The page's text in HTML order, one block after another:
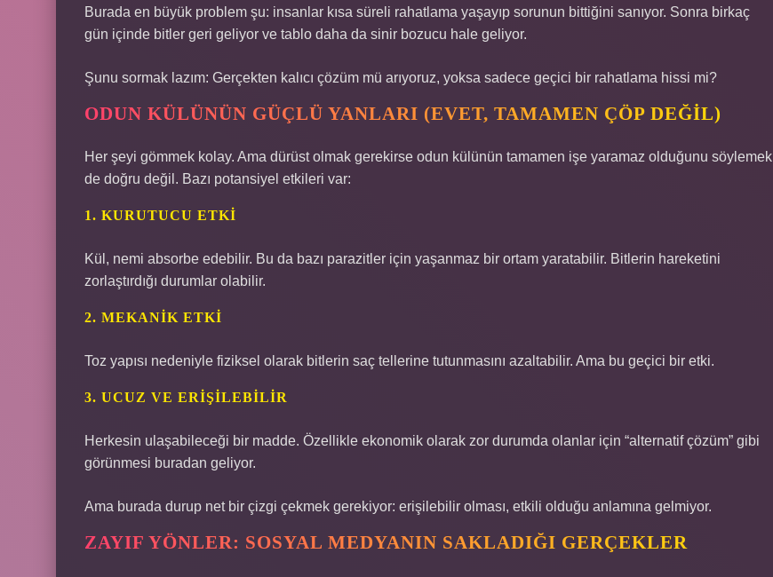
Burada en büyük problem şu: insanlar kısa süreli rahatlama yaşayıp sorunun bittiğini sanıyor. Sonra birkaç
gün içinde bitler geri geliyor ve tablo daha da sinir bozucu hale geliyor.
Şunu sormak lazım: Gerçekten kalıcı çözüm mü arıyoruz, yoksa sadece geçici bir rahatlama hissi mi?
ODUN KÜLÜNÜN GÜÇLÜ YANLARI (EVET, TAMAMEN ÇÖP DEĞIL)
Her şeyi gömmek kolay. Ama dürüst olmak gerekirse odun külünün tamamen işe yaramaz olduğunu söylemek
de doğru değil. Bazı potansiyel etkileri var:
1. KURUTUCU ETKI
Kül, nemi absorbe edebilir. Bu da bazı parazitler için yaşanmaz bir ortam yaratabilir. Bitlerin hareketini
zorlaştırdığı durumlar olabilir.
2. MEKANIK ETKI
Toz yapısı nedeniyle fiziksel olarak bitlerin saç tellerine tutunmasını azaltabilir. Ama bu geçici bir etki.
3. UCUZ VE ERIŞILEBILIR
Herkesin ulaşabileceği bir madde. Özellikle ekonomik olarak zor durumda olanlar için “alternatif çözüm” gibi
görünmesi buradan geliyor.
Ama burada durup net bir çizgi çekmek gerekiyor: erişilebilir olması, etkili olduğu anlamına gelmiyor.
ZAYIF YÖNLER: SOSYAL MEDYANIN SAKLADIĞI GERÇEKLER